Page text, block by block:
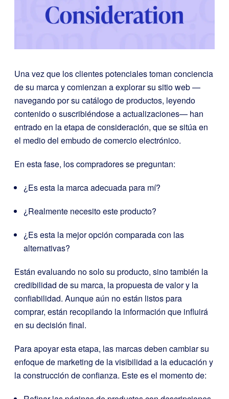
Una vez que los clientes potenciales toman conciencia
de su marca y comienzan a explorar su sitio web —
navegando por su catálogo de productos, leyendo
contenido o suscribiéndose a actualizaciones— han
entrado en la etapa de consideración, que se sitúa en
el medio del embudo de comercio electrónico.
En esta fase, los compradores se preguntan:
¿Es esta la marca adecuada para mí?
¿Realmente necesito este producto?
¿Es esta la mejor opción comparada con las
alternativas?
Están evaluando no solo su producto, sino también la
credibilidad de su marca, la propuesta de valor y la
confiabilidad. Aunque aún no están listos para
comprar, están recopilando la información que influirá
en su decisión final.
Para apoyar esta etapa, las marcas deben cambiar su
enfoque de marketing de la visibilidad a la educación y
la construcción de confianza. Este es el momento de: